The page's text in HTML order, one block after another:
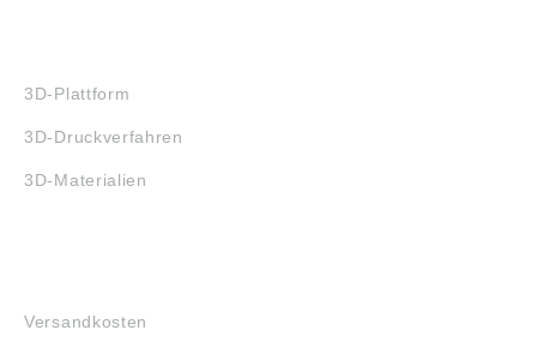
3D-Plattform
3D-Druckverfahren
3D-Materialien
Versandkosten